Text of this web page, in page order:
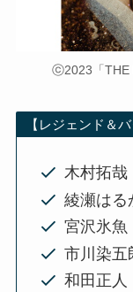
ⓒ2023「THE
【レジェンド＆
木村拓哉
綾瀬はる
宮沢氷魚
市川染五
和田正人